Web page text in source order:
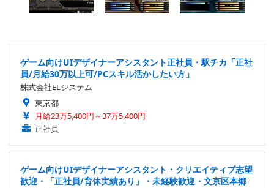
ゲーム向けUIデザイナーアシスタント正社員・駅チカ「正社
員/月給30万以上可/PCスキル活かしたい方」
株式会社ELシステム
東京都
月給23万5,400円～37万5,400円
正社員
ゲーム向けUIデザイナーアシスタント・クリエイティブ志望
歓迎・「正社員/育休実績あり」・未経験歓迎・文京区本郷